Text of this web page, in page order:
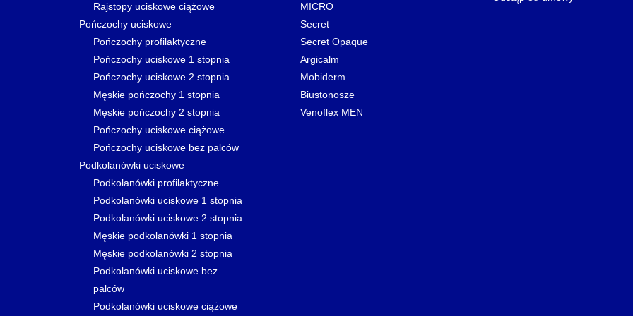
Rajstopy uciskowe ciążowe
Pończochy uciskowe
Pończochy profilaktyczne
Pończochy uciskowe 1 stopnia
Pończochy uciskowe 2 stopnia
Męskie pończochy 1 stopnia
Męskie pończochy 2 stopnia
Pończochy uciskowe ciążowe
Pończochy uciskowe bez palców
Podkolanówki uciskowe
Podkolanówki profilaktyczne
Podkolanówki uciskowe 1 stopnia
Podkolanówki uciskowe 2 stopnia
Męskie podkolanówki 1 stopnia
Męskie podkolanówki 2 stopnia
Podkolanówki uciskowe bez
palców
Podkolanówki uciskowe ciążowe
MICRO
Secret
Secret Opaque
Argicalm
Mobiderm
Biustonosze
Venoflex MEN